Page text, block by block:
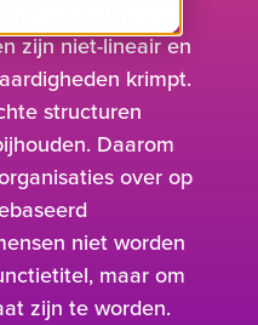
zijn niet-lineair en
krimpt.
structuren
Daarom
over op
niet worden
maar om
zijn te worden.